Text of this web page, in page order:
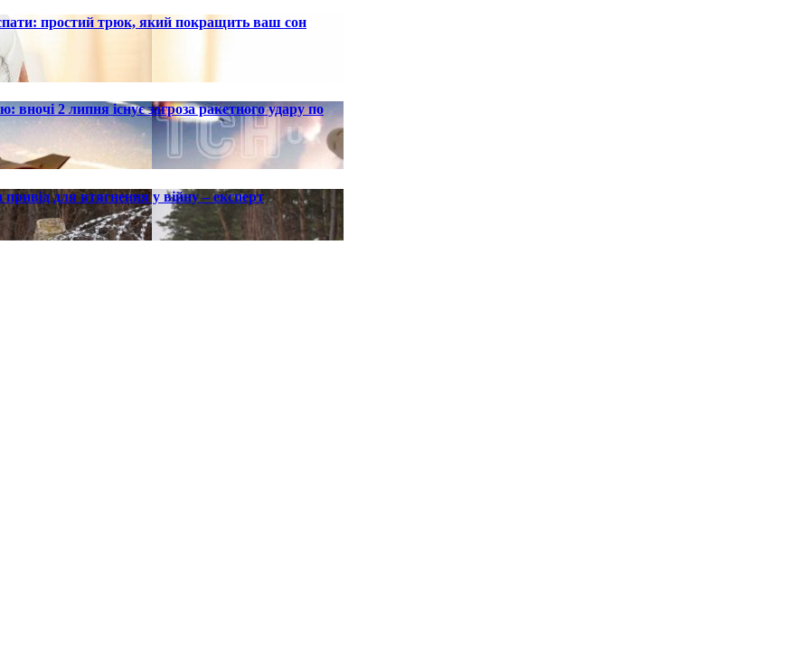
простий трюк, який покращить ваш сон
вночі 2 липня існує загроза ракетного удару по
для втягнення у війну – експерт